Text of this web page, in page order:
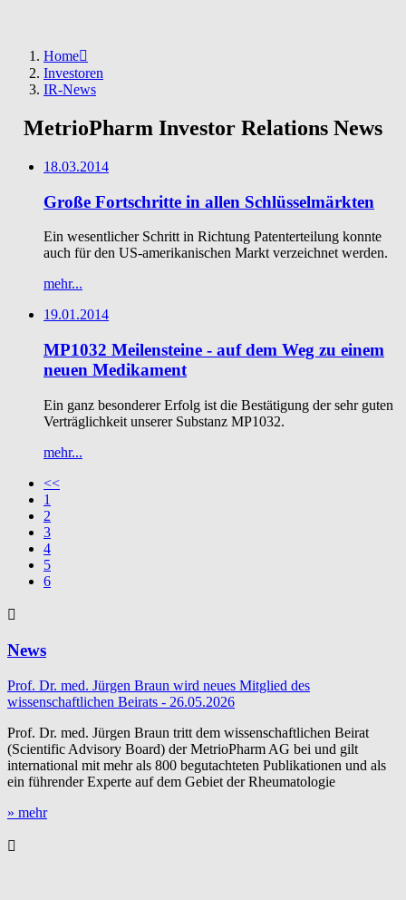
Home
Investoren
IR-News
MetrioPharm Investor Relations News
18.03.2014
Große Fortschritte in allen Schlüsselmärkten
Ein wesentlicher Schritt in Richtung Patenterteilung konnte
auch für den US-amerikanischen Markt verzeichnet werden.
mehr...
19.01.2014
MP1032 Meilensteine - auf dem Weg zu einem
neuen Medikament
Ein ganz besonderer Erfolg ist die Bestätigung der sehr guten
Verträglichkeit unserer Substanz MP1032.
mehr...
<<
1
2
3
4
5
6
News
Prof. Dr. med. Jürgen Braun wird neues Mitglied des
wissenschaftlichen Beirats - 26.05.2026
Prof. Dr. med. Jürgen Braun tritt dem wissenschaftlichen Beirat
(Scientific Advisory Board) der MetrioPharm AG bei und gilt
international mit mehr als 800 begutachteten Publikationen und als
ein führender Experte auf dem Gebiet der Rheumatologie
» mehr